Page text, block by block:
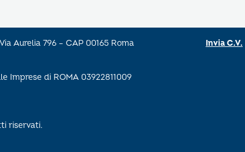
Aurelia 796 – CAP 00165 Roma
Imprese di ROMA 03922811009
riservati.
Invia C.V.